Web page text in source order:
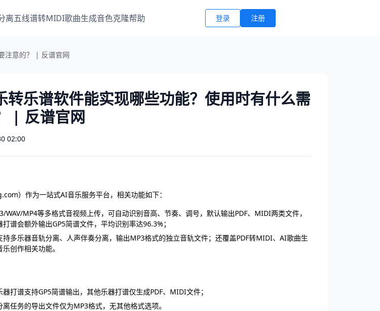
离五线谱转MIDI歌曲生成音色克隆帮助 登录 注册
注意的？ | 反谱官网
转乐谱软件能实现哪些功能？使用时有什么需
| 反谱官网
02:00
）作为一站式AI音乐服务平台，相关功能如下：
WAV/MP4等多格式音视频上传，可自动识别音高、节奏、调号，默认输出PDF、MIDI两类文件，
谱会额外输出GP5简谱文件，平均识别率达96.3%；
持多乐器音轨分离、人声伴奏分离，输出MP3格式的独立音轨文件；还覆盖PDF转MIDI、AI歌曲生
创作相关功能。
打谱支持GP5简谱输出，其他乐器打谱仅生成PDF、MIDI文件；
任务的导出文件仅为MP3格式，无其他格式选项。